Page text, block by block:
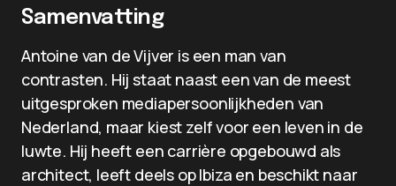
Samenvatting
Antoine van de Vijver is een man van
contrasten. Hij staat naast een van de meest
uitgesproken mediapersoonlijkheden van
Nederland, maar kiest zelf voor een leven in de
luwte. Hij heeft een carrière opgebouwd als
architect, leeft deels op Ibiza en beschikt naar